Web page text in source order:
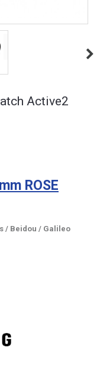
Active2
ROSE
/ Beidou / Galileo